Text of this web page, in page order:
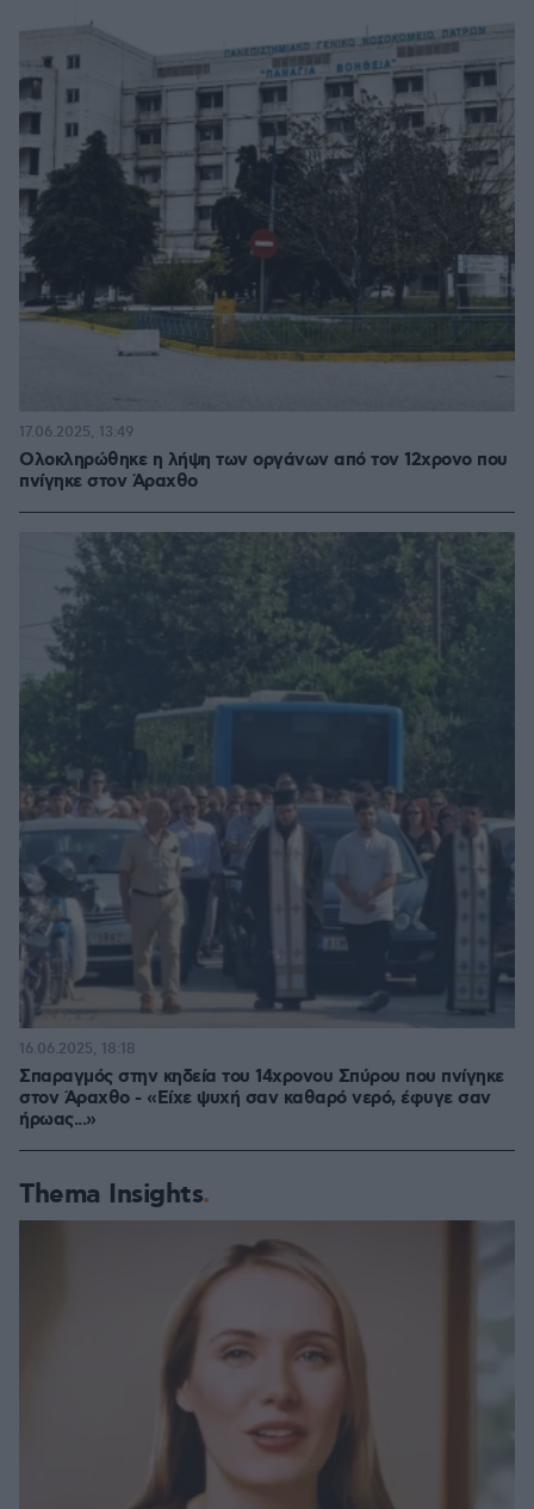
Ολοκληρώθηκε η λήψη των οργάνων από τον 12χρονο που
πνίγηκε στον Άραχθο
17.06.2025, 13:49
Σπαραγμός στην κηδεία του 14χρονου Σπύρου που πνίγηκε
στον Άραχθο - «Είχε ψυχή σαν καθαρό νερό, έφυγε σαν
ήρωας...»
16.06.2025, 18:18
Thema Insights